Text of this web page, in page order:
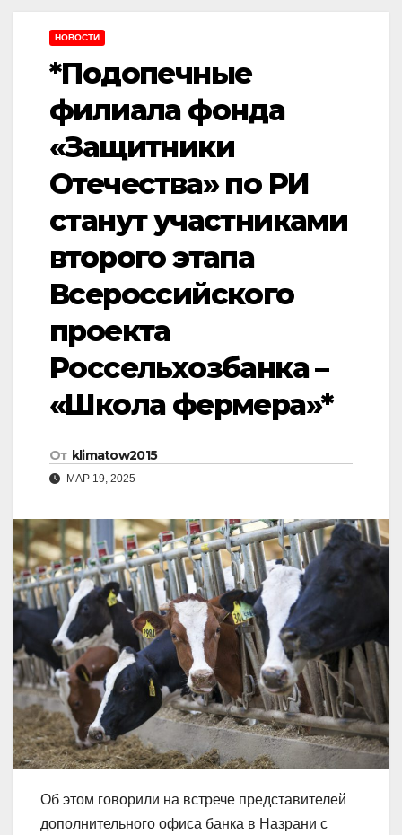
НОВОСТИ
*Подопечные
филиала фонда
«Защитники
Отечества» по РИ
станут участниками
второго этапа
Всероссийского
проекта
Россельхозбанка –
«Школа фермера»*
От klimatow2015
МАР 19, 2025
Об этом говорили на встрече представителей
дополнительного офиса банка в Назрани с